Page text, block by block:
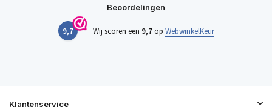
Beoordelingen
9,7 Wij scoren een 9,7op WebwinkelKeur
Klantenservice